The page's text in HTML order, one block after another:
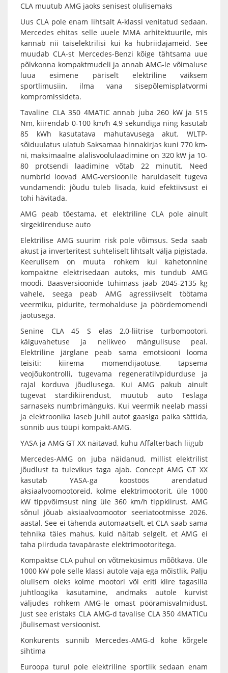
CLA muutub AMG jaoks senisest olulisemaks
Uus CLA pole enam lihtsalt A-klassi venitatud sedaan.
Mercedes ehitas selle uuele MMA arhitektuurile, mis
kannab nii täiselektrilisi kui ka hübriidajameid. See
muudab CLA-st Mercedes-Benzi kõige tähtsama uue
põlvkonna kompaktmudeli ja annab AMG-le võimaluse
luua esimene päriselt elektriline väiksem
sportlimusiin, ilma vana sisepõlemisplatvormi
kompromissideta.
Tavaline CLA 350 4MATIC annab juba 260 kW ja 515
Nm, kiirendab 0-100 km/h 4,9 sekundiga ning kasutab
85 kWh kasutatava mahutavusega akut. WLTP-
sõiduulatus ulatub Saksamaa hinnakirjas kuni 770 km-
ni, maksimaalne alalisvoolulaadimine on 320 kW ja 10-
80 protsendi laadimine võtab 22 minutit. Need
numbrid loovad AMG-versioonile haruldaselt tugeva
vundamendi: jõudu tuleb lisada, kuid efektiivsust ei
tohi hävitada.
AMG peab tõestama, et elektriline CLA pole ainult
sirgekiirenduse auto
Elektrilise AMG suurim risk pole võimsus. Seda saab
akust ja inverteritest suhteliselt lihtsalt välja pigistada.
Keerulisem on muuta rohkem kui kahetonnine
kompaktne elektrisedaan autoks, mis tundub AMG
moodi. Baasversioonide tühimass jääb 2045-2135 kg
vahele, seega peab AMG agressiivselt töötama
veermiku, pidurite, termohalduse ja pöördemomendi
jaotusega.
Senine CLA 45 S elas 2,0-liitrise turbomootori,
käiguvahetuse ja nelikveo mängulisuse peal.
Elektriline järglane peab sama emotsiooni looma
teisiti: kiirema momendijaotuse, täpsema
veojõukontrolli, tugevama regeneratiivpidurduse ja
rajal korduva jõudlusega. Kui AMG pakub ainult
tugevat stardikiirendust, muutub auto Teslaga
sarnaseks numbrimänguks. Kui veermik neelab massi
ja elektroonika laseb juhil autot gaasiga paika sättida,
sünnib uus tüüpi kompakt-AMG.
YASA ja AMG GT XX näitavad, kuhu Affalterbach liigub
Mercedes-AMG on juba näidanud, millist elektrilist
jõudlust ta tulevikus taga ajab. Concept AMG GT XX
kasutab YASA-ga koostöös arendatud
aksiaalvoomootoreid, kolme elektrimootorit, üle 1000
kW tippvõimsust ning üle 360 km/h tippkiirust. AMG
sõnul jõuab aksiaalvoomootor seeriatootmisse 2026.
aastal. See ei tähenda automaatselt, et CLA saab sama
tehnika täies mahus, kuid näitab selgelt, et AMG ei
taha piirduda tavapäraste elektrimootoritega.
Kompaktse CLA puhul on võtmeküsimus mõõtkava. Üle
1000 kW pole selle klassi autole vaja ega mõistlik. Palju
olulisem oleks kolme mootori või eriti kiire tagasilla
juhtloogika kasutamine, andmaks autole kurvist
väljudes rohkem AMG-le omast pööramisvalmidust.
Just see eristaks CLA AMG-d tavalise CLA 350 4MATICu
jõulisemast versioonist.
Konkurents sunnib Mercedes-AMG-d kohe kõrgele
sihtima
Euroopa turul pole elektriline sportlik sedaan enam